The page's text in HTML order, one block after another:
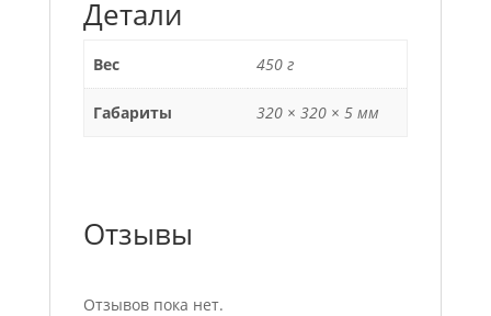
Детали
Вес 450 г
Габариты 320 × 320 × 5 мм
Отзывы
Отзывов пока нет.